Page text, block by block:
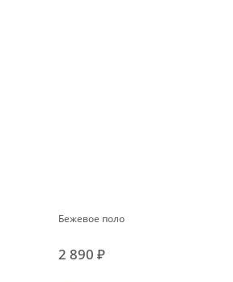
Бежевое поло
2 890 ₽